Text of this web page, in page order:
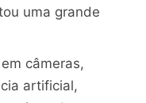
uma grande
câmeras,
artificial,